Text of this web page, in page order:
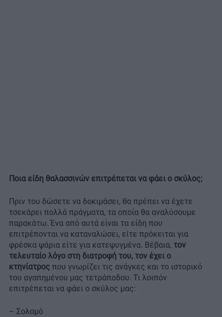
Ποια είδη θαλασσινών επιτρέπεται να φάει ο σκύλος;
Πριν του δώσετε να δοκιμάσει, θα πρέπει να έχετε
τσεκάρει πολλά πράγματα, τα οποία θα αναλύσουμε
παρακάτω. Ένα από αυτά είναι τα είδη που
επιτρέπονται να καταναλώσει, είτε πρόκειται για
φρέσκα ψάρια είτε για κατεψυγμένα. Βέβαια, τον
τελευταίο λόγο στη διατροφή του, τον έχει ο
κτηνίατρος που γνωρίζει τις ανάγκες και το ιστορικό
του αγαπημένου μας τετράποδου. Τι λοιπόν
επιτρέπεται να φάει ο σκύλος μας:
– Σολομό